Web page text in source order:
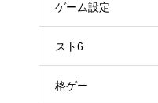
ゲーム設定
スト6
格ゲー